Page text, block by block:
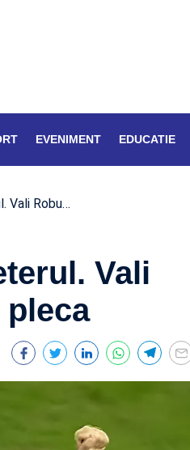
EVENIMENT EDUCATIE
Vali Robu…
Vali
pleca